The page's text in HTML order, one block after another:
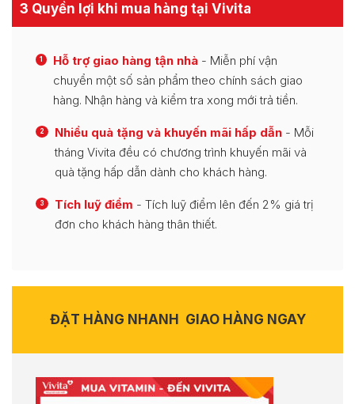
3 Quyền lợi khi mua hàng tại Vivita
1 Hỗ trợ giao hàng tận nhà - Miễn phí vận
chuyển một số sản phẩm theo chính sách giao
hàng. Nhận hàng và kiểm tra xong mới trả tiền.
2 Nhiều quà tặng và khuyến mãi hấp dẫn - Mỗi
tháng Vivita đều có chương trình khuyến mãi và
quà tặng hấp dẫn dành cho khách hàng.
3 Tích luỹ điểm - Tích luỹ điểm lên đến 2% giá trị
đơn cho khách hàng thân thiết.
ĐẶT HÀNG NHANH GIAO HÀNG NGAY